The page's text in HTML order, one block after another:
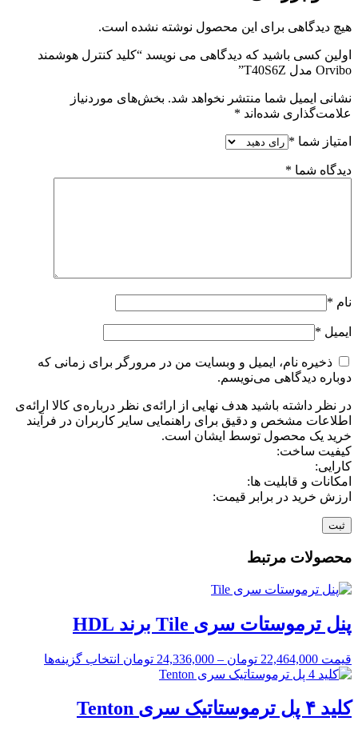
هیچ دیدگاهی برای این محصول نوشته نشده است.
اولین کسی باشید که دیدگاهی می نویسد “کلید کنترل هوشمند
Orvibo مدل T40S6Z”
نشانی ایمیل شما منتشر نخواهد شد. بخش‌های موردنیاز
علامت‌گذاری شده‌اند *
امتیاز شما *
دیدگاه شما *
نام *
ایمیل *
ذخیره نام، ایمیل و وبسایت من در مرورگر برای زمانی که
دوباره دیدگاهی می‌نویسم.
در نظر داشته باشید هدف نهایی از ارائه‌ی نظر درباره‌ی کالا ارائه‌ی
اطلاعات مشخص و دقیق برای راهنمایی سایر کاربران در فرآیند
خرید یک محصول توسط ایشان است.
کیفیت ساخت:
کارایی:
امکانات و قابلیت ها:
ارزش خرید در برابر قیمت:
محصولات مرتبط
پنل ترموستات سری Tile برند HDL
قیمت 22,464,000 تومان –
24,336,000 تومان انتخاب گزینه‌ها
کلید ۴ پل ترموستاتیک سری Tenton